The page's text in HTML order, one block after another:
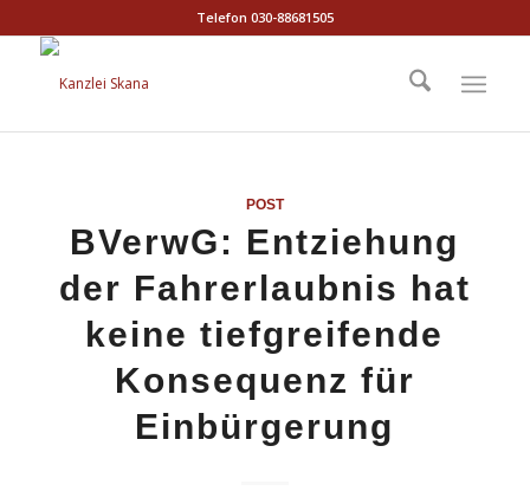
Telefon 030-88681505
POST
BVerwG: Entziehung
der Fahrerlaubnis hat
keine tiefgreifende
Konsequenz für
Einbürgerung